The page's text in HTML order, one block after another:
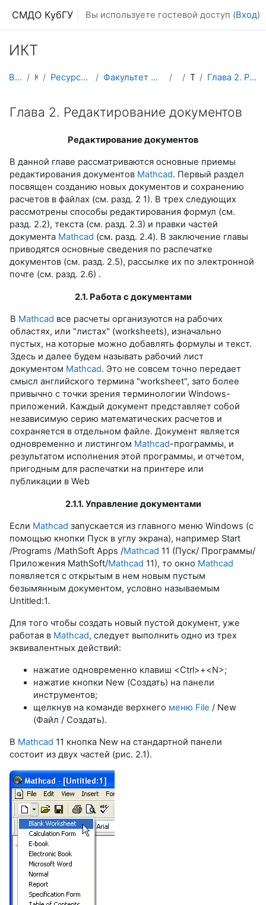
СМДО КубГУ Вы используете гостевой доступ (Вход)
ИКТ
В начало Курсы Ресурсы подразделений КубГУ Факультет Математики и компьютерных наук ИКТ Тема 4 Глава 2. Редактирование документов
Глава 2. Редактирование документов
Редактирование документов
В данной главе рассматриваются основные приемы
редактирования документов Mathcad. Первый раздел
посвящен созданию новых документов и сохранению
расчетов в файлах (см. разд. 2 1). В трех следующих
рассмотрены способы редактирования формул (см.
разд. 2.2), текста (см. разд. 2.3) и правки частей
документа Mathcad (см. разд. 2.4). В заключение главы
приводятся основные сведения по распечатке
документов (см. разд. 2.5), рассылке их по электронной
почте (см. разд. 2.6) .
2.1. Работа с документами
В Mathcad все расчеты организуются на рабочих
областях, или "листах" (worksheets), изначально
пустых, на которые можно добавлять формулы и текст.
Здесь и далее будем называть рабочий лист
документом Mathcad. Это не совсем точно передает
смысл английского термина "worksheet", зато более
привычно с точки зрения терминологии Windows-
приложений. Каждый документ представляет собой
независимую серию математических расчетов и
сохраняется в отдельном файле. Документ является
одновременно и листингом Mathcad-программы, и
результатом исполнения этой программы, и отчетом,
пригодным для распечатки на принтере или
публикации в Web
2.1.1. Управление документами
Если Mathcad запускается из главного меню Windows (с
помощью кнопки Пуск в углу экрана), например Start
/Programs /MathSoft Apps /Mathcad 11 (Пуск/ Программы/
Приложения MathSoft/Mathcad 11), то окно Mathcad
появляется с открытым в нем новым пустым
безымянным документом, условно называемым
Untitled:1.
Для того чтобы создать новый пустой документ, уже
работая в Mathcad, следует выполнить одно из трех
эквивалентных действий:
нажатие одновременно клавиш <Ctrl>+<N>;
нажатие кнопки New (Создать) на панели
инструментов;
щелкнув на команде верхнего меню File / New
(Файл / Создать).
В Mathcad 11 кнопка New на стандартной панели
состоит из двух частей (рис. 2.1).